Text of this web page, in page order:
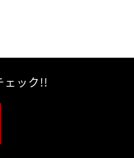
ェック!!